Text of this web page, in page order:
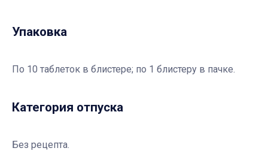
Упаковка
По 10 таблеток в блистере; по 1 блистеру в пачке.
Категория отпуска
Без рецепта.